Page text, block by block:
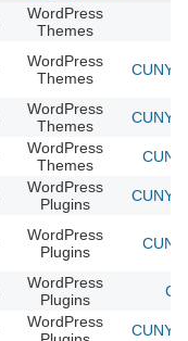
WordPress
Themes
WordPress
Themes
CUNY
WordPress
Themes
CUNY
WordPress
Themes
WordPress
Plugins
CUNY
WordPress
Plugins
WordPress
Plugins
WordPress
CUNY